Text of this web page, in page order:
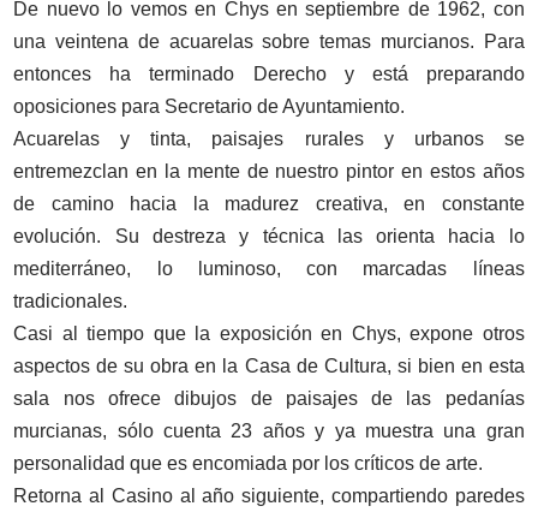
De nuevo lo vemos en Chys en septiembre de 1962, con
una veintena de acuarelas sobre temas murcianos. Para
entonces ha terminado Derecho y está preparando
oposiciones para Secretario de Ayuntamiento.
Acuarelas y tinta, paisajes rurales y urbanos se
entremezclan en la mente de nuestro pintor en estos años
de camino hacia la madurez creativa, en constante
evolución. Su destreza y técnica las orienta hacia lo
mediterráneo, lo luminoso, con marcadas líneas
tradicionales.
Casi al tiempo que la exposición en Chys, expone otros
aspectos de su obra en la Casa de Cultura, si bien en esta
sala nos ofrece dibujos de paisajes de las pedanías
murcianas, sólo cuenta 23 años y ya muestra una gran
personalidad que es encomiada por los críticos de arte.
Retorna al Casino al año siguiente, compartiendo paredes